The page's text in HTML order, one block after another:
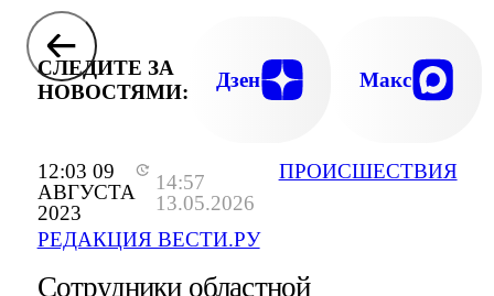
12:03 09
АВГУСТА
2023
14:57
13.05.2026
РЕДАКЦИЯ ВЕСТИ.РУ
ПРОИСШЕСТВИЯ
СЛЕДИТЕ ЗА
НОВОСТЯМИ:
Дзен Макс
Сотрудники областной